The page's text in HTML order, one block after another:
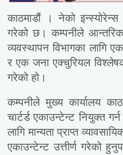
काठमाडौं । नेको इन्स्योरेन्स
गरेको छ। कम्पनीले
व्यवस्थापन विभागका लागि
र एक जना एक्चुरियल
गरेको हो।
कम्पनीले मुख्य कार्यालय
चार्टर्ड एकाउन्टेन्ट नियुक्त
लागि मान्यता प्राप्त
एकाउन्टेन्ट उत्तीर्ण गरेको